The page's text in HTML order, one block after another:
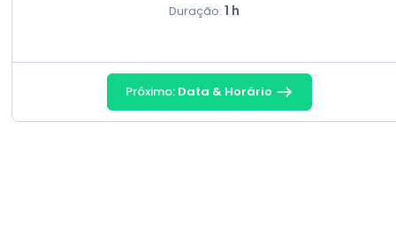
Duração: 1 h
Próximo: Data & Horário